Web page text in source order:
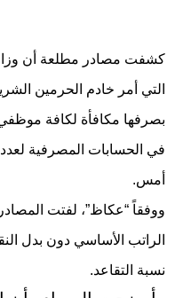
كشفت مصادر مطلعة أن
التي أمر خادم الحرمين
بصرفها مكافأة لكافة
في الحسابات المصرفية
أمس.
ووفقاً “عكاظ”، لفتت
الراتب الأساسي دون بدل
نسبة التقاعد.